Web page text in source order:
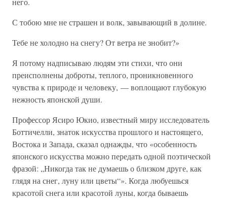
С тобою мне не страшен и волк, завывающий в долине.
Тебе не холодно на снегу? От ветра не знобит?»
Я потому надписываю людям эти стихи, что они
преисполнены доброты, теплого, проникновенного
чувства к природе и человеку, — воплощают глубокую
нежность японской души.
Профессор Ясиро Юкио, известный миру исследователь
Боттичелли, знаток искусства прошлого и настоящего,
Востока и Запада, сказал однажды, что «особенность
японского искусства можно передать одной поэтической
фразой: „Никогда так не думаешь о близком друге, как
глядя на снег, луну или цветы“». Когда любуешься
красотой снега или красотой луны, когда бываешь